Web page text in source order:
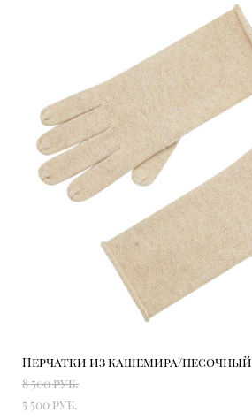
Перчатки из кашемира/песочный
8 500 pуб.
5 500 pуб.